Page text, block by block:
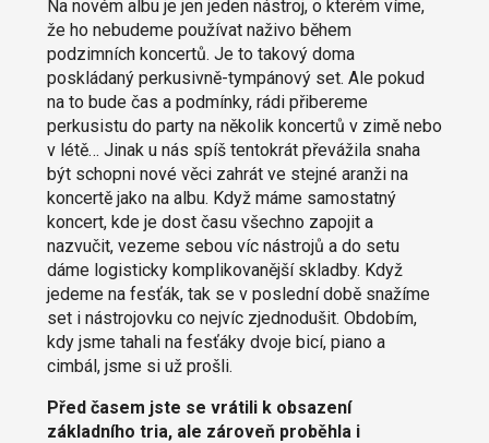
Na novém albu je jen jeden nástroj, o kterém víme,
že ho nebudeme používat naživo během
podzimních koncertů. Je to takový doma
poskládaný perkusivně-tympánový set. Ale pokud
na to bude čas a podmínky, rádi přibereme
perkusistu do party na několik koncertů v zimě nebo
v létě… Jinak u nás spíš tentokrát převážila snaha
být schopni nové věci zahrát ve stejné aranži na
koncertě jako na albu. Když máme samostatný
koncert, kde je dost času všechno zapojit a
nazvučit, vezeme sebou víc nástrojů a do setu
dáme logisticky komplikovanější skladby. Když
jedeme na fesťák, tak se v poslední době snažíme
set i nástrojovku co nejvíc zjednodušit. Obdobím,
kdy jsme tahali na fesťáky dvoje bicí, piano a
cimbál, jsme si už prošli.
Před časem jste se vrátili k obsazení
základního tria, ale zároveň proběhla i